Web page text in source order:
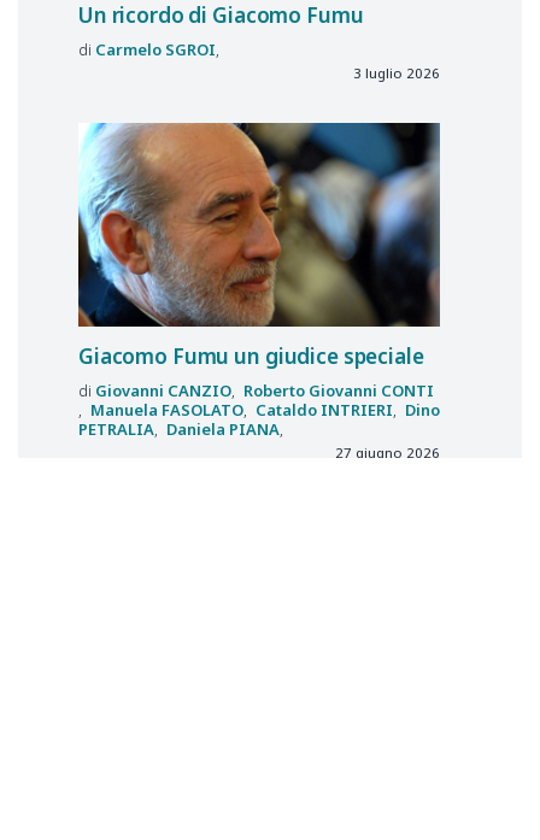
Un ricordo di Giacomo Fumu
Carmelo SGROI
3 luglio 2026
Giacomo Fumu un giudice speciale
Giovanni CANZIO Roberto Giovanni CONTI
Manuela FASOLATO Cataldo INTRIERI
Dino
PETRALIA
Daniela PIANA
27 giugno 2026